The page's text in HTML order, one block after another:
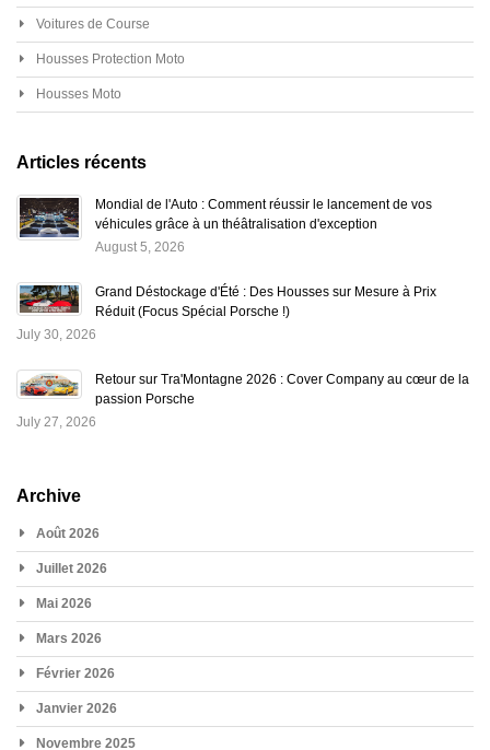
Voitures de Course
Housses Protection Moto
Housses Moto
Articles récents
Mondial de l'Auto : Comment réussir le lancement de vos
véhicules grâce à un théâtralisation d'exception
August 5, 2026
Grand Déstockage d'Été : Des Housses sur Mesure à Prix
Réduit (Focus Spécial Porsche !)
July 30, 2026
Retour sur Tra'Montagne 2026 : Cover Company au cœur de la
passion Porsche
July 27, 2026
Archive
Août 2026
Juillet 2026
Mai 2026
Mars 2026
Février 2026
Janvier 2026
Novembre 2025